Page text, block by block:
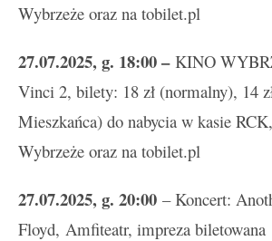
Wybrzeże oraz na tobilet.pl
27.07.2025, g. 18:00 –KINO
Vinci 2, bilety: 18 zł (normalny), 14
Mieszkańca) do nabycia w kasie
Wybrzeże oraz na tobilet.pl
27.07.2025, g. 20:00 – Koncert:
Floyd, Amfiteatr, impreza biletowana